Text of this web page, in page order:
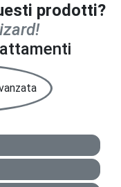
prodotti?